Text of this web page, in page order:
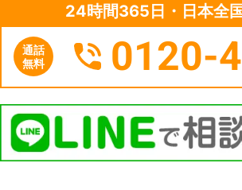
24時間365日・日本全
通話
無料
0120-